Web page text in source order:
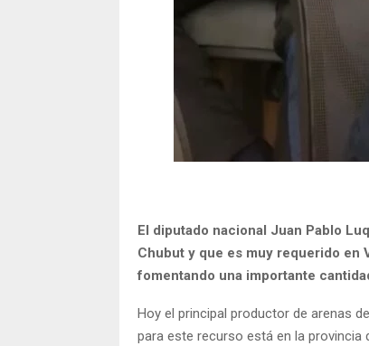
El diputado nacional Juan Pablo
Chubut y que es muy requerido en
fomentando una importante
Hoy el principal productor de arenas
para este recurso está en la provincia